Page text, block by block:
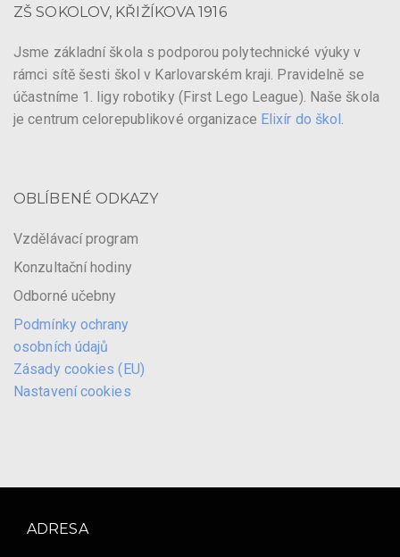
ZŠ SOKOLOV, KŘIŽÍKOVA 1916
Jsme základní škola s podporou polytechnické výuky v
rámci sítě šesti škol v Karlovarském kraji. Pravidelně se
účastníme 1. ligy robotiky (First Lego League). Naše škola
je centrum celorepublikové organizace Elixír do škol .
OBLÍBENÉ ODKAZY
Vzdělávací program
Konzultační hodiny
Odborné učebny
Podmínky ochrany
osobních údajů
Zásady cookies (EU)
Nastavení cookies
ADRESA